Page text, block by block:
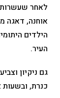
לאחר שעשרות
אוחנה, דאגה
הילדים
העיר.
גם ניקיון
כנרת, ובשעות